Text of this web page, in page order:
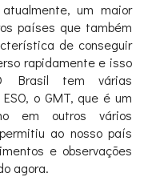
um maior
países que também
de conseguir
rapidamente e isso
Brasil tem várias
o GMT, que é um
em outros vários
ao nosso país
e observações
agora.